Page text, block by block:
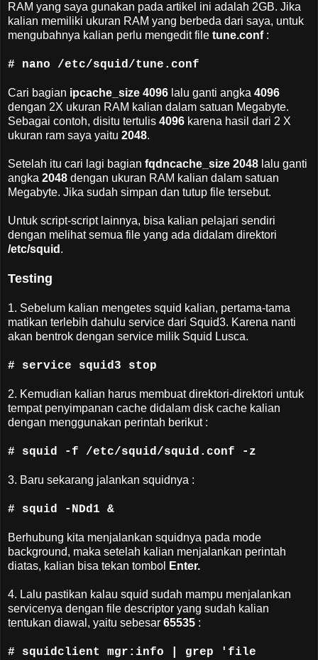
RAM yang saya gunakan pada artikel ini adalah 2GB. Jika
kalian memiliki ukuran RAM yang berbeda dari saya, untuk
mengubahnya kalian perlu mengedit file tune.conf :
# nano /etc/squid/tune.conf
Cari bagian ipcache_size 4096 lalu ganti angka 4096
dengan 2X ukuran RAM kalian dalam satuan Megabyte.
Sebagai contoh, disitu tertulis 4096 karena hasil dari 2 X
ukuran ram saya yaitu 2048.
Setelah itu cari lagi bagian fqdncache_size 2048 lalu ganti
angka 2048 dengan ukuran RAM kalian dalam satuan
Megabyte. Jika sudah simpan dan tutup file tersebut.
Untuk script-script lainnya, bisa kalian pelajari sendiri
dengan melihat semua file yang ada didalam direktori
/etc/squid .
Testing
1. Sebelum kalian mengetes squid kalian, pertama-tama
matikan terlebih dahulu service dari Squid3. Karena nanti
akan bentrok dengan service milik Squid Lusca.
# service squid3 stop
2. Kemudian kalian harus membuat direktori-direktori untuk
tempat penyimpanan cache didalam disk cache kalian
dengan menggunakan perintah berikut :
# squid -f /etc/squid/squid.conf -z
3. Baru sekarang jalankan squidnya :
# squid -NDd1 &
Berhubung kita menjalankan squidnya pada mode
background, maka setelah kalian menjalankan perintah
diatas, kalian bisa tekan tombol
Enter.
4. Lalu pastikan kalau squid sudah mampu menjalankan
servicenya dengan file descriptor yang sudah kalian
tentukan diawal, yaitu sebesar 65535 :
# squidclient mgr:info | grep 'file